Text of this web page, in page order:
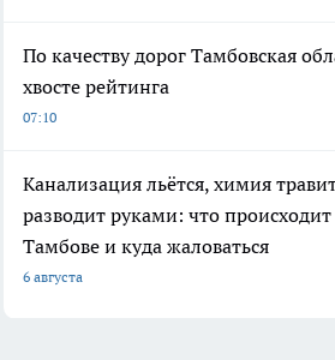
По качеству дорог Тамбовская
хвосте рейтинга
07:10
Канализация льётся, химия
разводит руками: что происходит
Тамбове и куда жаловаться
6 августа